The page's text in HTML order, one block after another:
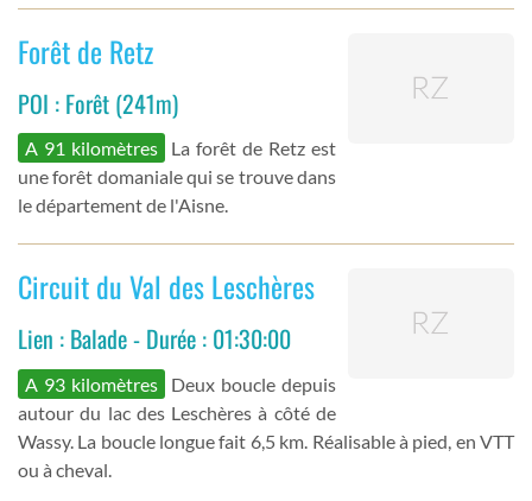
Forêt de Retz
POI : Forêt (241m)
A 91 kilomètres
La forêt de Retz est
une forêt domaniale qui se trouve dans
le département de l'Aisne.
Circuit du Val des Leschères
Lien : Balade - Durée : 01:30:00
A 93 kilomètres
Deux boucle depuis
autour du lac des Leschères à côté de
Wassy. La boucle longue fait 6,5 km. Réalisable à pied, en VTT
ou à cheval.